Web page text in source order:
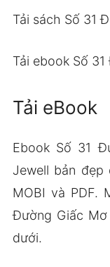
Tải sách Số 31
Tải ebook Số
Tải eBook
Ebook Số 31
Jewell bản đẹp
MOBI và PDF.
Đường Giấc
dưới.